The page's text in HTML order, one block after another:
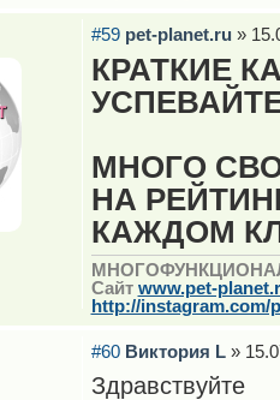
#59 pet-planet.ru »
КРАТКИЕ
МНОГО
НА
КАЖДОМ
Сайт www.pet-
http://instagram.com/
#60 Виктория L»
Здравствуйте